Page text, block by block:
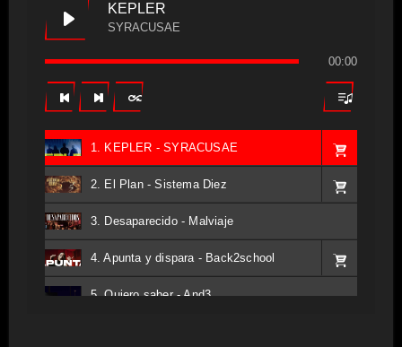
KEPLER
SYRACUSAE
00:00
1. KEPLER - SYRACUSAE
2. El Plan - Sistema Diez
3. Desaparecido - Malviaje
4. Apunta y dispara - Back2school
5. Quiero saber - And3